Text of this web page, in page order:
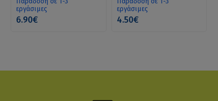
εργάσιμες
6.90€
εργάσιμες
4.50€